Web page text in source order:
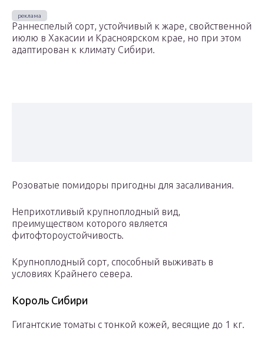
Раннеспелый сорт, устойчивый к жаре, свойственной
июлю в Хакасии и Красноярском крае, но при этом
адаптирован к климату Сибири.
Розоватые помидоры пригодны для засаливания.
Неприхотливый крупноплодный вид,
преимуществом которого является
фитофтороустойчивость.
Крупноплодный сорт, способный выживать в
условиях Крайнего севера.
Король Сибири
Гигантские томаты с тонкой кожей, весящие до 1 кг.